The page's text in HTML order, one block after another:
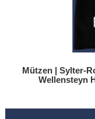
Mützen | Sylter-
Wellensteyn